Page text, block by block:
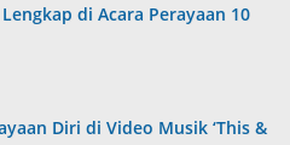
di Acara Perayaan 10
Diri di Video Musik ‘This &